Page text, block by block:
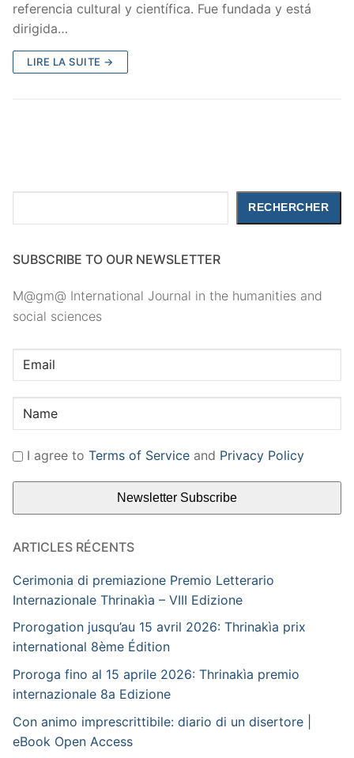
referencia cultural y científica. Fue fundada y está
dirigida…
LIRE LA SUITE →
RECHERCHER
SUBSCRIBE TO OUR NEWSLETTER
M@gm@ International Journal in the humanities and
social sciences
I agree to Terms of Service and Privacy Policy
ARTICLES RÉCENTS
Cerimonia di premiazione Premio Letterario
Internazionale Thrinakìa – VIII Edizione
Prorogation jusqu’au 15 avril 2026: Thrinakìa prix
international 8ème Édition
Proroga fino al 15 aprile 2026: Thrinakìa premio
internazionale 8a Edizione
Con animo imprescrittibile: diario di un disertore |
eBook Open Access